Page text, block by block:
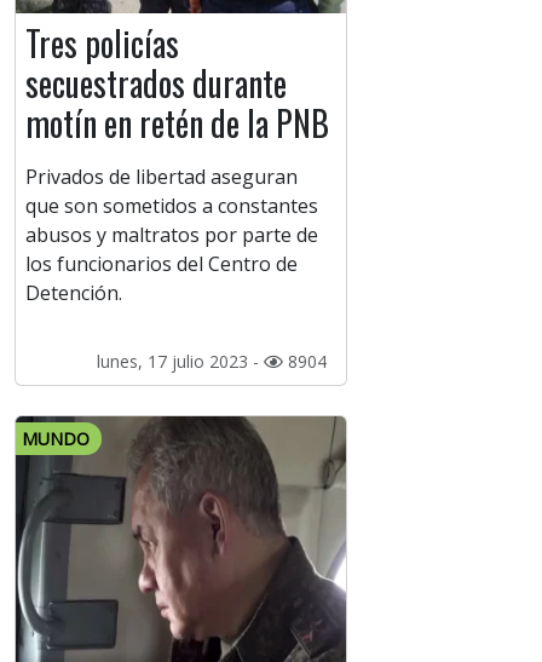
Tres policías
secuestrados durante
motín en retén de la PNB
Privados de libertad aseguran
que son sometidos a constantes
abusos y maltratos por parte de
los funcionarios del Centro de
Detención.
lunes, 17 julio 2023 - 8904
MUNDO